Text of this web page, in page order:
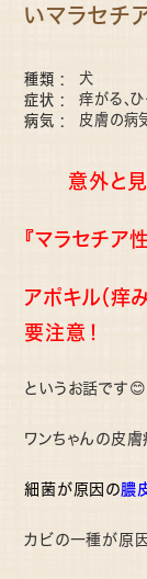
いマラセチ
種類 犬
症状 痒がる、ひ
病気 皮膚の病
意外と
『マラセチア
アポキル（痒
要注意！
というお話です😊
ワンちゃんの皮膚
細菌が原因の膿
カビの一種が原